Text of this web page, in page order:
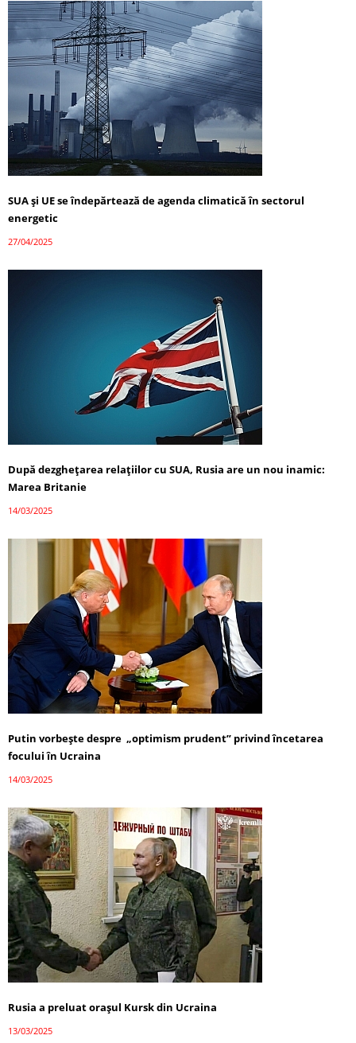
SUA și UE se îndepărtează de agenda climatică în sectorul
energetic
27/04/2025
După dezghețarea relațiilor cu SUA, Rusia are un nou inamic:
Marea Britanie
14/03/2025
Putin vorbește despre „optimism prudent” privind încetarea
focului în Ucraina
14/03/2025
Rusia a preluat orașul Kursk din Ucraina
13/03/2025